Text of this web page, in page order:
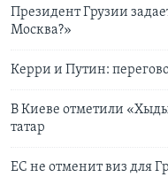
Президент Грузии
Москва?»
Керри и Путин:
В Киеве отметили
татар
ЕС не отменит виз для